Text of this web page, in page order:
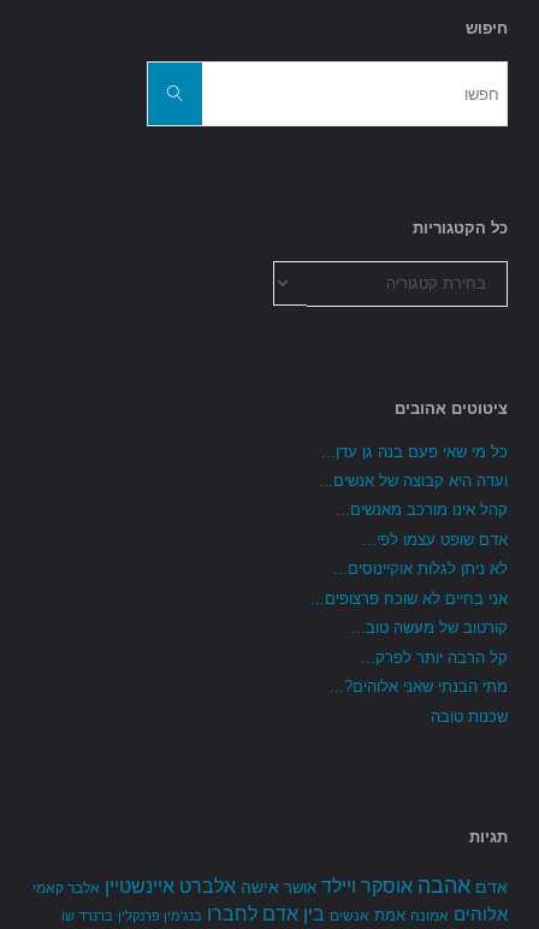
חיפוש
חפשו
כל הקטגוריות
הקטגוריות
ציטוטים אהובים
כל מי שאי פעם בנה גן עדן...
ועדה היא קבוצה של אנשים...
קהל אינו מורכב מאנשים...
אדם שופט עצמו לפי...
לא ניתן לגלות אוקיינוסים...
אני בחיים לא שוכח פרצופים...
קורטוב של מעשה טוב...
קל הרבה יותר לפרק...
מתי הבנתי שאני אלוהים?...
שכנות טובה
תגיות
אדם אהבה אוסקר ויילד אושר אישה אלברט איינשטיין אלבר קאמי
אלוהים אמונה אמת אנשים בין אדם לחברו בנג'מין פרנקלין ברנרד שו